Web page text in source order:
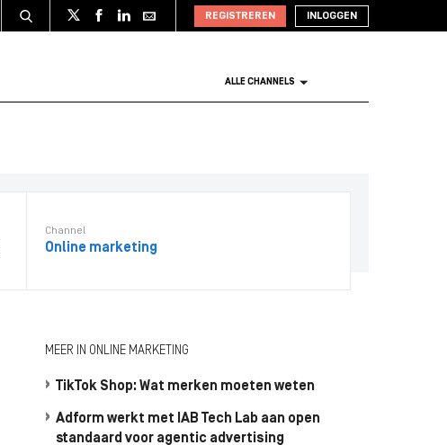
REGISTREREN INLOGGEN
ALLE CHANNELS
Channel
Online marketing
MEER IN ONLINE MARKETING
TikTok Shop: Wat merken moeten weten
Adform werkt met IAB Tech Lab aan open
standaard voor agentic advertising